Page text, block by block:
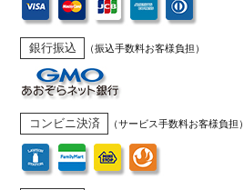
銀行振込 （振込手数料お客様負担）
コンビニ決済 （サービス手数料お客様負担）